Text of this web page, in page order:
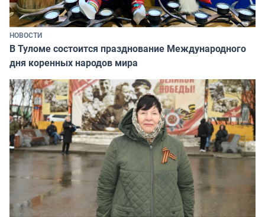
НОВОСТИ
В Туломе состоится празднование Международного
дня коренных народов мира